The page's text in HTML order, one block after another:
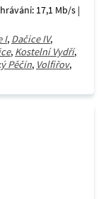
17,1 Mb/s |
I, Dačice IV,
, Kostelní Vydří,
Pěčín, Volfířov,